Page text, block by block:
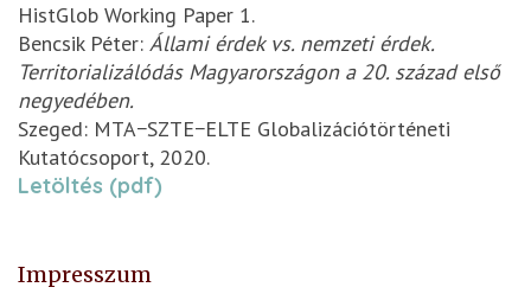
HistGlob Working Paper 1.
Bencsik Péter: Állami érdek vs. nemzeti érdek.
Territorializálódás Magyarországon a 20. század első
negyedében.
Szeged: MTA−SZTE−ELTE Globalizációtörténeti
Kutatócsoport, 2020.
Letöltés (pdf)
Impresszum